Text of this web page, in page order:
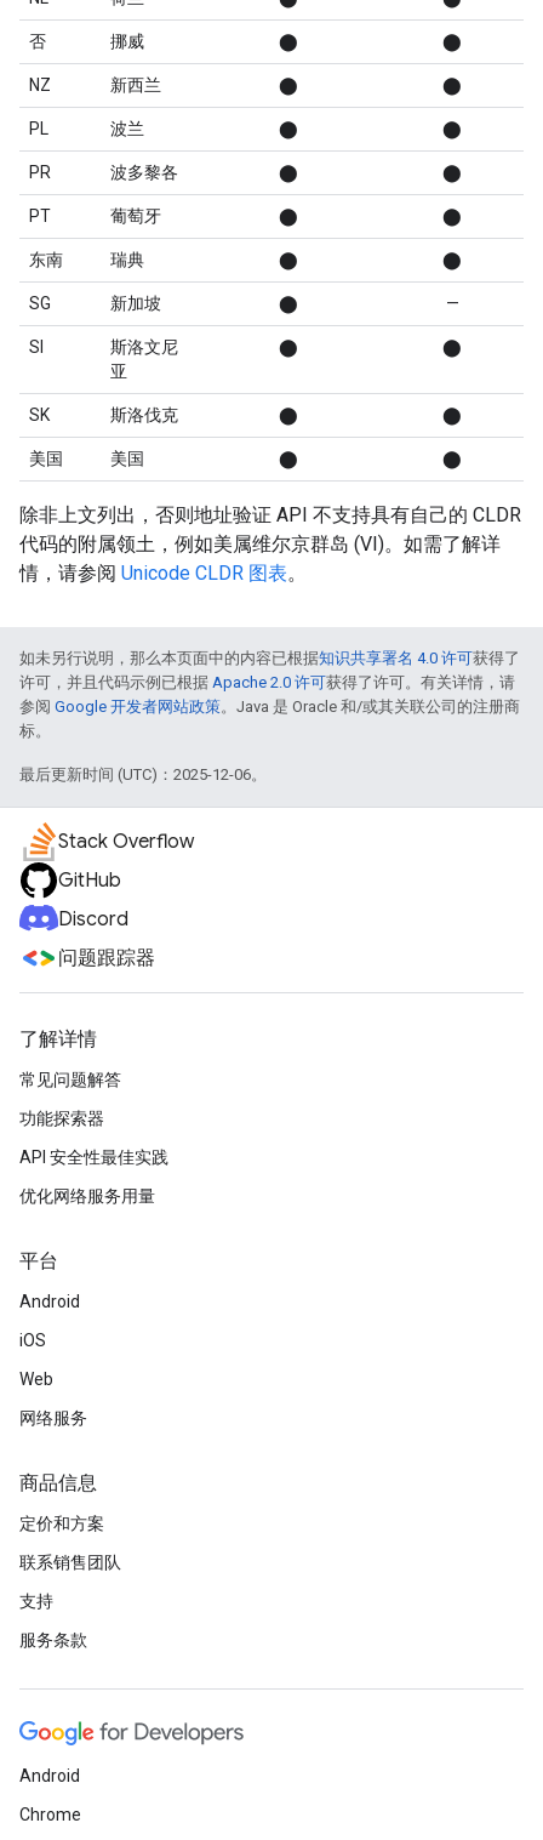
否 挪威 ⬤ ⬤
NZ 新西兰 ⬤ ⬤
PL 波兰 ⬤ ⬤
PR 波多黎各 ⬤ ⬤
PT 葡萄牙 ⬤ ⬤
东南 瑞典 ⬤ ⬤
SG 新加坡 ⬤ —
SI
斯洛文尼
亚
⬤ ⬤
SK 斯洛伐克 ⬤ ⬤
美国 美国 ⬤ ⬤
除非上文列出，否则地址验证 API 不支持具有自己的 CLDR
代码的附属领土，例如美属维尔京群岛 (VI)。如需了解详
情，请参阅 Unicode CLDR 图表。
如未另行说明，那么本页面中的内容已根据知识共享署名 4.0 许可获得了
许可，并且代码示例已根据 Apache 2.0 许可获得了许可。有关详情，请
参阅 Google 开发者网站政策。Java 是 Oracle 和/或其关联公司的注册商
标。
最后更新时间 (UTC)：2025-12-06。
Stack Overflow
GitHub
Discord
问题跟踪器
了解详情
常见问题解答
功能探索器
API 安全性最佳实践
优化网络服务用量
平台
Android
iOS
Web
网络服务
商品信息
定价和方案
联系销售团队
支持
服务条款
Android
Chrome